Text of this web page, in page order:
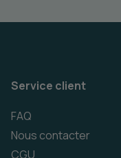
Service client
FAQ
Nous contacter
CGU